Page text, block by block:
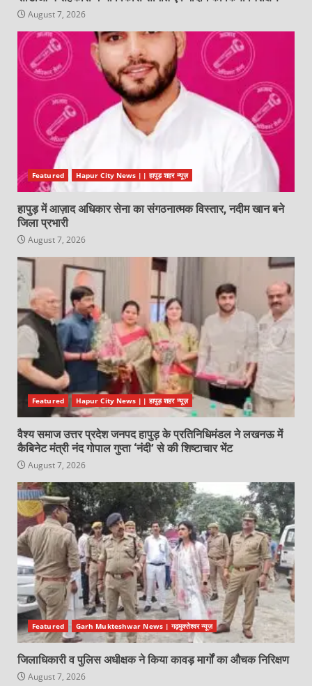
August 7, 2026
Featured Hapur City News || हापुड़ शहर न्यूज़
हापुड़ में आज़ाद अधिकार सेना का संगठनात्मक विस्तार, नदीम खान बने
जिला प्रभारी
August 7, 2026
Featured Hapur City News || हापुड़ शहर न्यूज़
वैश्य समाज उत्तर प्रदेश जनपद हापुड़ के प्रतिनिधिमंडल ने लखनऊ में
कैबिनेट मंत्री नंद गोपाल गुप्ता ‘नंदी’ से की शिष्टाचार भेंट
August 7, 2026
Featured Garh Mukteshwar News | गढ़मुक्तेश्वर न्यूज़
जिलाधिकारी व पुलिस अधीक्षक ने किया कावड़ मार्गों का औचक निरिक्षण
August 7, 2026